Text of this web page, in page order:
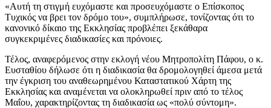
«Αυτή τη στιγμή ευχόμαστε και προσευχόμαστε ο Επίσκοπος
Τυχικός να βρει τον δρόμο του», συμπλήρωσε, τονίζοντας ότι το
κανονικό δίκαιο της Εκκλησίας προβλέπει ξεκάθαρα
συγκεκριμένες διαδικασίες και πρόνοιες.
Τέλος, αναφερόμενος στην εκλογή νέου Μητροπολίτη Πάφου, ο κ.
Ευσταθίου δήλωσε ότι η διαδικασία θα δρομολογηθεί άμεσα μετά
την έγκριση του αναθεωρημένου Καταστατικού Χάρτη της
Εκκλησίας και αναμένεται να ολοκληρωθεί πριν από το τέλος
Μαΐου, χαρακτηρίζοντας τη διαδικασία ως «πολύ σύντομη».